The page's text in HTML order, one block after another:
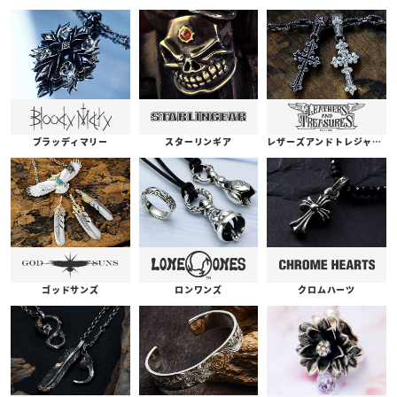
ブラッディマリー スターリンギア レザーズアンドトレジャーズ
ゴッドサンズ ロンワンズ クロムハーツ